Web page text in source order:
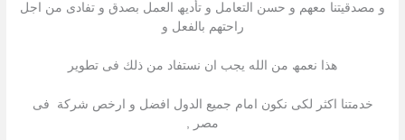
و مصدقیتنا معھم و حسن التعامل و تأدیھ العمل بصدق و تفادى من اجل
راحتھم بالفعل و
ھذا نعمھ من الله یجب ان نستفاد من ذلك فى تطویر
خدمتنا اكثر لكى نكون امام جمیع الدول افضل و ارخص شركة فى
مصر ,